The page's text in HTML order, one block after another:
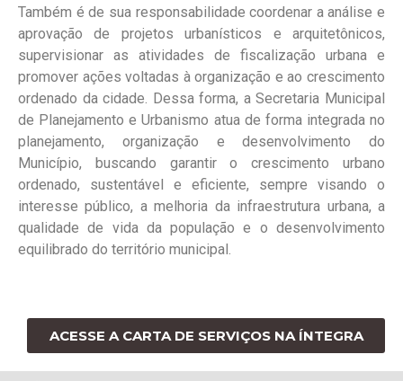
Também é de sua responsabilidade coordenar a análise e
aprovação de projetos urbanísticos e arquitetônicos,
supervisionar as atividades de fiscalização urbana e
promover ações voltadas à organização e ao crescimento
ordenado da cidade. Dessa forma, a Secretaria Municipal
de Planejamento e Urbanismo atua de forma integrada no
planejamento, organização e desenvolvimento do
Município, buscando garantir o crescimento urbano
ordenado, sustentável e eficiente, sempre visando o
interesse público, a melhoria da infraestrutura urbana, a
qualidade de vida da população e o desenvolvimento
equilibrado do território municipal.
ACESSE A CARTA DE SERVIÇOS NA ÍNTEGRA